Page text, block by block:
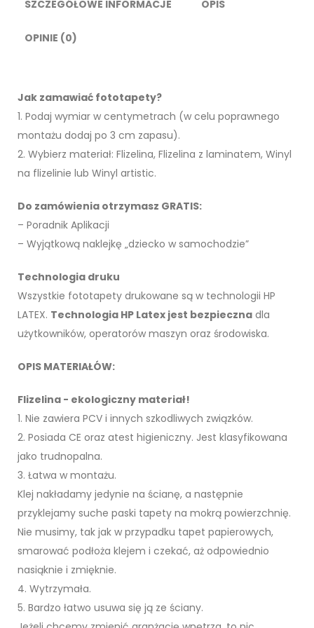
tle"
SZCZEGÓŁOWE INFORMACJE OPIS
OPINIE (0)
Jak zamawiać fototapety?
1. Podaj wymiar w centymetrach (w celu poprawnego
montażu dodaj po 3 cm zapasu).
2. Wybierz materiał: Flizelina, Flizelina z laminatem, Winyl
na flizelinie lub Winyl artistic.
Do zamówienia otrzymasz GRATIS:
– Poradnik Aplikacji
– Wyjątkową naklejkę „dziecko w samochodzie”
Technologia druku
Wszystkie fototapety drukowane są w technologii HP
LATEX. Technologia HP Latex jest bezpieczna dla
użytkowników, operatorów maszyn oraz środowiska.
OPIS MATERIAŁÓW:
Flizelina - ekologiczny materiał!
1. Nie zawiera PCV i innych szkodliwych związków.
2. Posiada CE oraz atest higieniczny. Jest klasyfikowana
jako trudnopalna.
3. Łatwa w montażu.
Klej nakładamy jedynie na ścianę, a następnie
przyklejamy suche paski tapety na mokrą powierzchnię.
Nie musimy, tak jak w przypadku tapet papierowych,
smarować podłoża klejem i czekać, aż odpowiednio
nasiąknie i zmięknie.
4. Wytrzymała.
5. Bardzo łatwo usuwa się ją ze ściany.